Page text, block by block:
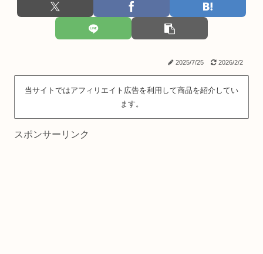
2025/7/25 2026/2/2
当サイトではアフィリエイト広告を利用して商品を紹介してい
ます。
スポンサーリンク